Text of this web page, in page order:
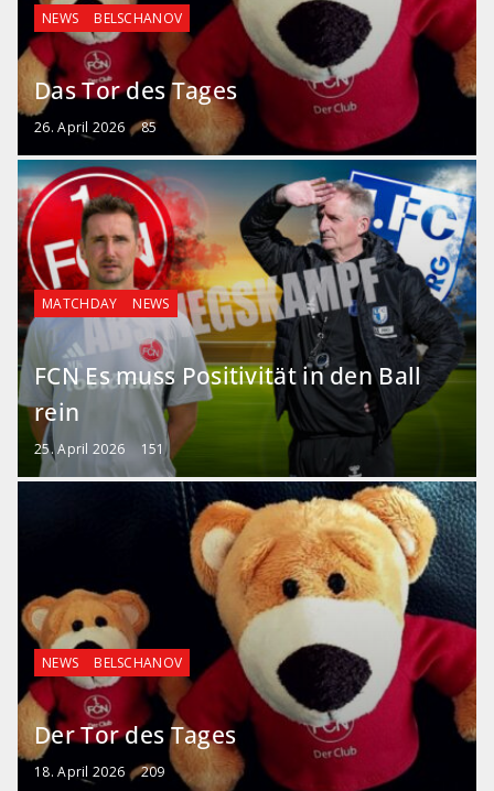
NEWS BELSCHANOV
Das Tor des Tages
26. April 2026 85
MATCHDAY NEWS
FCN Es muss Positivität in den Ball
rein
25. April 2026 151
NEWS BELSCHANOV
Der Tor des Tages
18. April 2026 209